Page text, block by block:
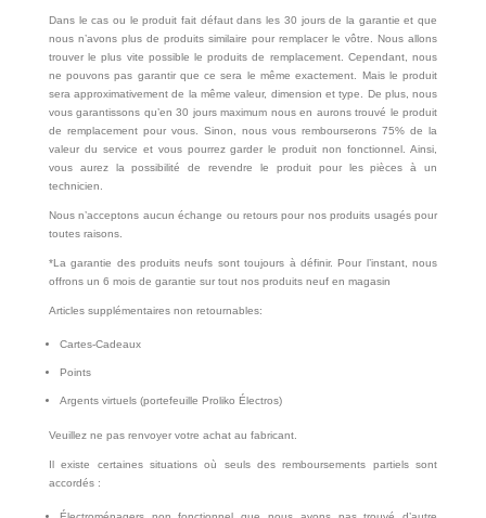
Dans le cas ou le produit fait défaut dans les 30 jours de la garantie et que
nous n’avons plus de produits similaire pour remplacer le vôtre. Nous allons
trouver le plus vite possible le produits de remplacement. Cependant, nous
ne pouvons pas garantir que ce sera le même exactement. Mais le produit
sera approximativement de la même valeur, dimension et type. De plus, nous
vous garantissons qu’en 30 jours maximum nous en aurons trouvé le produit
de remplacement pour vous. Sinon, nous vous rembourserons 75% de la
valeur du service et vous pourrez garder le produit non fonctionnel. Ainsi,
vous aurez la possibilité de revendre le produit pour les pièces à un
technicien.
Nous n’acceptons aucun échange ou retours pour nos produits usagés pour
toutes raisons.
*La garantie des produits neufs sont toujours à définir. Pour l’instant, nous
offrons un 6 mois de garantie sur tout nos produits neuf en magasin
Articles supplémentaires non retournables:
Cartes-Cadeaux
Points
Argents virtuels (portefeuille Proliko Électros)
Veuillez ne pas renvoyer votre achat au fabricant.
Il existe certaines situations où seuls des remboursements partiels sont
accordés :